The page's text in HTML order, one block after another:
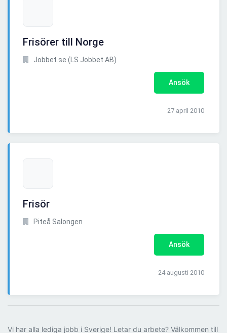
Frisörer till Norge
Jobbet.se (LS Jobbet AB)
Ansök
27 april 2010
Frisör
Piteå Salongen
Ansök
24 augusti 2010
Vi har alla lediga jobb i Sverige! Letar du arbete? Välkommen till